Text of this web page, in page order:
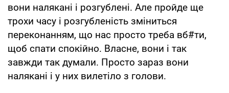
вони налякані і розгублені. Але пройде ще
трохи часу і розгубленість зміниться
переконанням, що нас просто треба вб#ти,
щоб спати спокійно. Власне, вони і так
завжди так думали. Просто зараз вони
налякані і у них вилетіло з голови.